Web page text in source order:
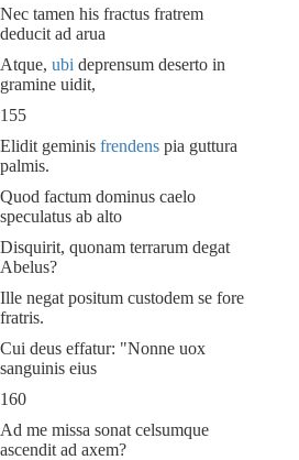
Nec tamen his fractus fratrem
deducit ad arua
Atque, ubi deprensum deserto in
gramine uidit,
155
Elidit geminis frendens pia guttura
palmis.
Quod factum dominus caelo
speculatus ab alto
Disquirit, quonam terrarum degat
Abelus?
Ille negat positum custodem se fore
fratris.
Cui deus effatur: "Nonne uox
sanguinis eius
160
Ad me missa sonat celsumque
ascendit ad axem?